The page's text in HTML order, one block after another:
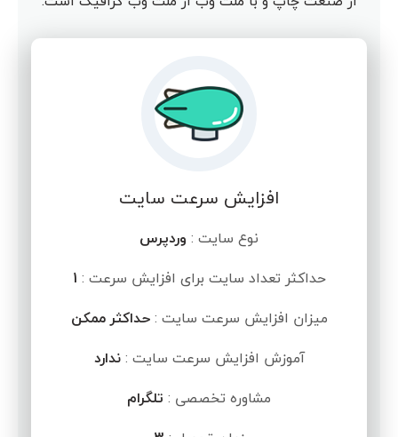
افزایش سرعت سایت
نوع سایت : وردپرس
حداکثر تعداد سایت برای افزایش سرعت : 1
میزان افزایش سرعت سایت :حداکثر ممکن
آموزش افزایش سرعت سایت :ندارد
مشاوره تخصصی : تلگرام